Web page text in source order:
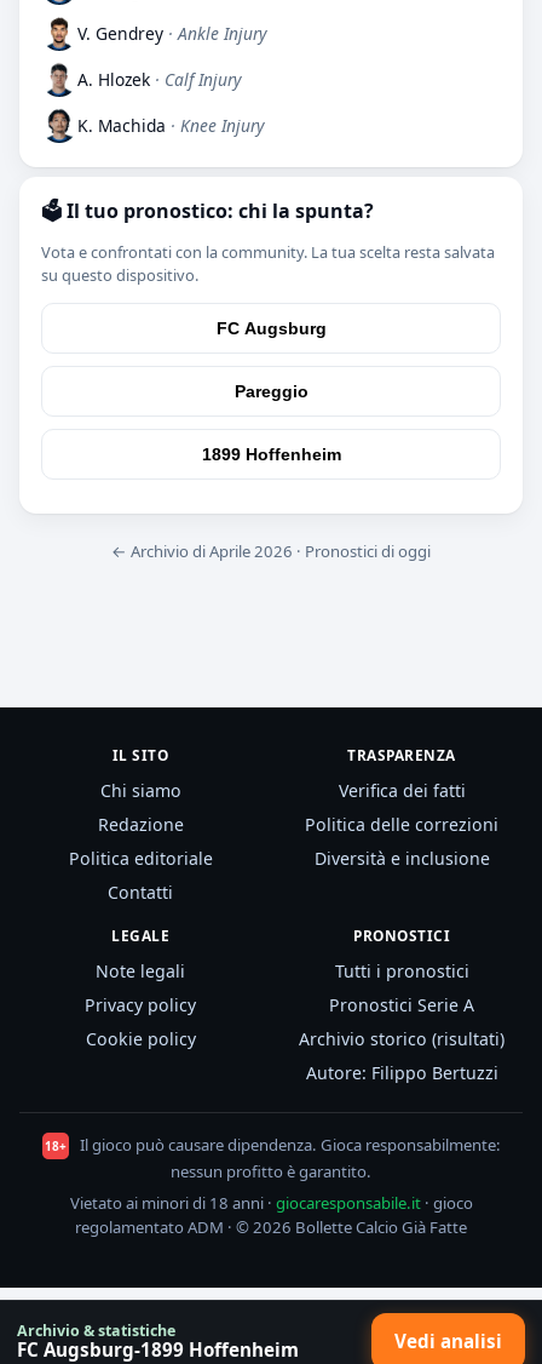
V. Gendrey · Ankle Injury
A. Hlozek · Calf Injury
K. Machida · Knee Injury
🗳️ Il tuo pronostico: chi la spunta?
Vota e confrontati con la community. La tua scelta resta salvata
su questo dispositivo.
FC Augsburg
Pareggio
1899 Hoffenheim
← Archivio di Aprile 2026 · Pronostici di oggi
IL SITO
Chi siamo
Redazione
Politica editoriale
Contatti
TRASPARENZA
Verifica dei fatti
Politica delle correzioni
Diversità e inclusione
LEGALE
Note legali
Privacy policy
Cookie policy
PRONOSTICI
Tutti i pronostici
Pronostici Serie A
Archivio storico (risultati)
Autore: Filippo Bertuzzi
18+
Il gioco può causare dipendenza. Gioca responsabilmente:
nessun profitto è garantito.
Vietato ai minori di 18 anni · giocaresponsabile.it· gioco
regolamentato ADM · © 2026 Bollette Calcio Già Fatte
Archivio & statistiche
FC Augsburg-1899 Hoffenheim Vedi analisi